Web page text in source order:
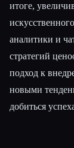
итоге,
аналитики и
стратегий
подход к
новыми
добиться